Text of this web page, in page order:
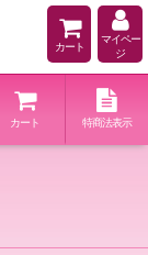
カート
マイペー
ジ
カート 特商法表示